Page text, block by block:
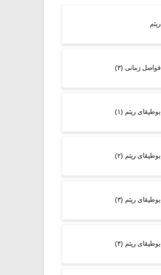
ریتم
فواصل زمانی (۳)
بوطیقای ریتم (۱)
بوطیقای ریتم (۲)
بوطیقای ریتم (۳)
بوطیقای ریتم (۴)